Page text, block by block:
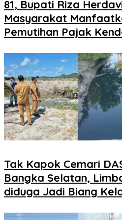
81, Bupati Riza
Masyarakat
Pemutihan Pajak
Tak Kapok Cemari
Bangka Selatan,
diduga Jadi Biang